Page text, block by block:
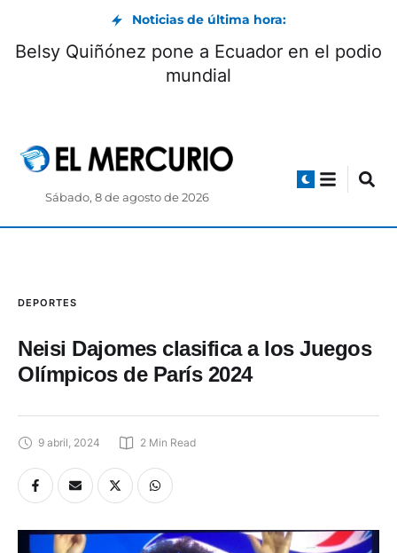
Noticias de última hora:
Museo Pumapungo convoca a Club de
Pequeños Lectores: cómo participar
Sábado, 8 de agosto de 2026
DEPORTES
Neisi Dajomes clasifica a los Juegos
Olímpicos de París 2024
9 abril, 2024 2 Min Read